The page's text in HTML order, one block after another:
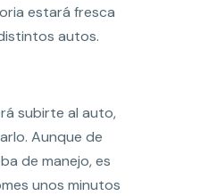
estará fresca
autos.
subirte al auto,
Aunque de
de manejo, es
unos minutos